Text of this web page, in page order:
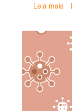
Leia mais
ao
os